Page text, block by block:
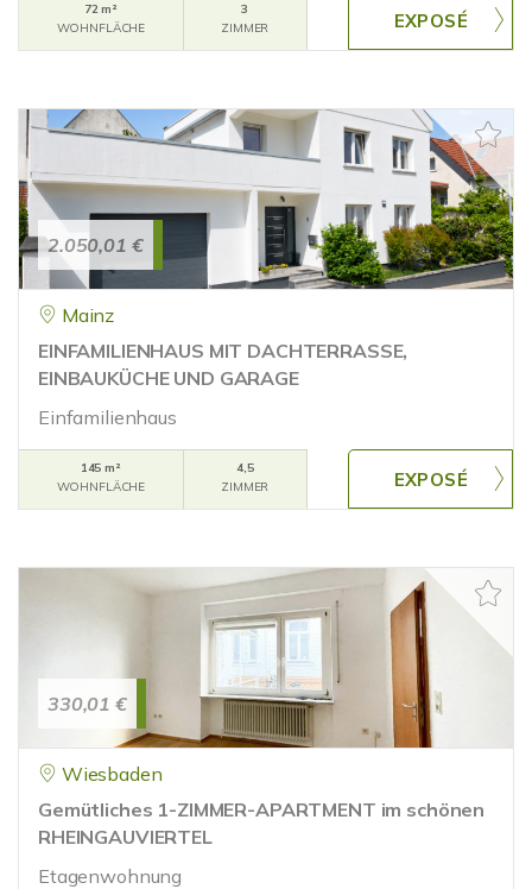
72 m²
WOHNFLÄCHE
3
ZIMMER
2.050,01 €
Mainz
EINFAMILIENHAUS MIT DACHTERRASSE,
EINBAUKÜCHE UND GARAGE
Einfamilienhaus
145 m²
WOHNFLÄCHE
4,5
ZIMMER
330,01 €
Wiesbaden
Gemütliches 1-ZIMMER-APARTMENT im schönen
RHEINGAUVIERTEL
Etagenwohnung